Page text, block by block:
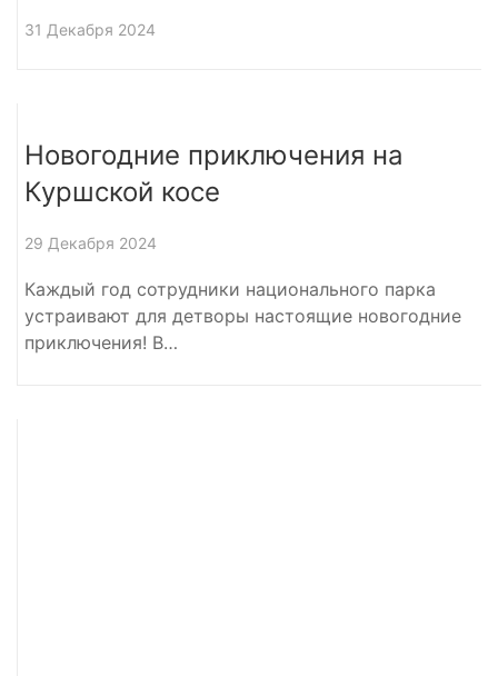
31 Декабря 2024
Новогодние приключения на
Куршской косе
29 Декабря 2024
Каждый год сотрудники национального парка
устраивают для детворы настоящие новогодние
приключения! В…